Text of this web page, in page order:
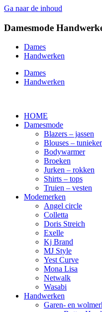
Ga naar de inhoud
Damesmode
Dames
Handwerken
Dames
Handwerken
HOME
Damesmode
Blazers – jassen
Blouses –
Bodywarmer
Broeken
Jurken – rokken
Shirts – tops
Truien – vesten
Modemerken
Angel circle
Colletta
Doris Streich
Exelle
Kj Brand
MJ Style
Yest Curve
Mona Lisa
Netwalk
Wasabi
Handwerken
Garen- en